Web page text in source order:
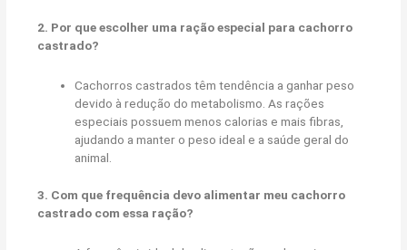
2. Por que escolher uma ração especial para cachorro
castrado?
Cachorros castrados têm tendência a ganhar peso
devido à redução do metabolismo. As rações
especiais possuem menos calorias e mais fibras,
ajudando a manter o peso ideal e a saúde geral do
animal.
3. Com que frequência devo alimentar meu cachorro
castrado com essa ração?